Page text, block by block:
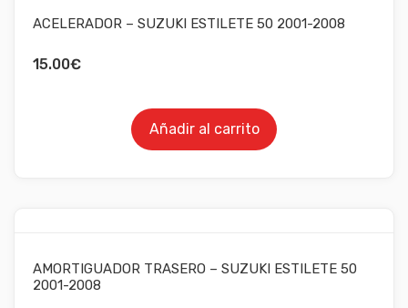
ACELERADOR – SUZUKI ESTILETE 50 2001-2008
15.00€
Añadir al carrito
AMORTIGUADOR TRASERO – SUZUKI ESTILETE 50
2001-2008